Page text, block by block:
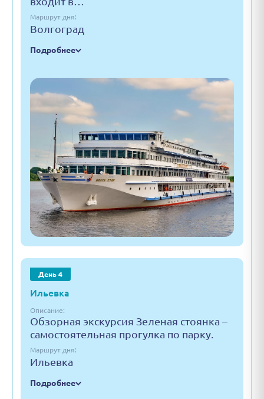
Маршрут дня:
Волгоград
Подробнее
День 4
Ильевка
Описание:
Обзорная экскурсия Зеленая стоянка –
самостоятельная прогулка по парку.
Маршрут дня:
Ильевка
Подробнее